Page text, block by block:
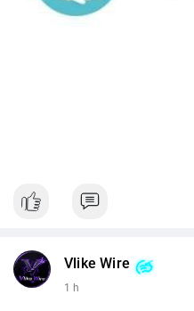
Vlike Wire
1 h